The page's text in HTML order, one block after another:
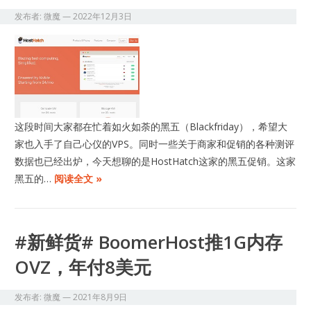
发布者:微魔—2022年12月3日
这段时间大家都在忙着如火如荼的黑五（Blackfriday），希望大
家也入手了自己心仪的VPS。同时一些关于商家和促销的各种测评
数据也已经出炉，今天想聊的是HostHatch这家的黑五促销。这家
黑五的… 阅读全文 »
#新鲜货# BoomerHost推1G内存
OVZ，年付8美元
发布者:微魔—2021年8月9日